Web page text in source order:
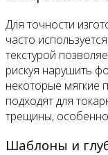
Для точности
часто
текстурой
рискуя нарушить
некоторые мягкие
подходят для
трещины, особенно
Шаблоны и